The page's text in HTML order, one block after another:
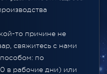
то причине не
свяжитесь с нами
по
в рабочие дни) или